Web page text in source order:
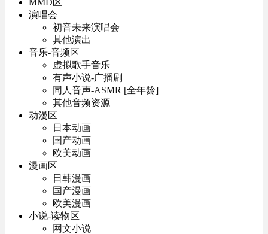
MMD区
演唱会
初音未来演唱会
其他演出
音乐-音频区
虚拟歌手音乐
有声小说-广播剧
同人音声-ASMR [全年龄]
其他音频资源
动漫区
日本动画
国产动画
欧美动画
漫画区
日韩漫画
国产漫画
欧美漫画
小说-读物区
网文小说